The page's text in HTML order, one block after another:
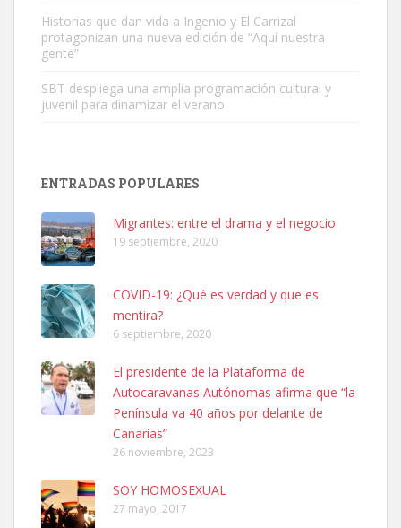
Leales.org » Gran Canaria
SHIBA PERDIDO AVDA JOSE MESA Y LOPEZ
PERRO MACHO RAZA SHIBA CON MICROCHIP PERDIDO HOY
06/07/2025 ZONA MESA Y LOPEZ. ES MUY ASUSTADIZO
Leales.org » Gran Canaria
6.7.2025
Historias que dan vida a Ingenio y El Carrizal
protagonizan una nueva edición de “Aquí nuestra
gente”
SBT despliega una amplia programación cultural y
juvenil para dinamizar el verano
ENTRADAS POPULARES
Migrantes: entre el drama y el negocio
19 septiembre, 2020
COVID-19: ¿Qué es verdad y que es
mentira?
6 septiembre, 2020
El presidente de la Plataforma de
Autocaravanas Autónomas afirma que “la
Península va 40 años por delante de
Canarias”
26 noviembre, 2023
SOY HOMOSEXUAL
27 mayo, 2017